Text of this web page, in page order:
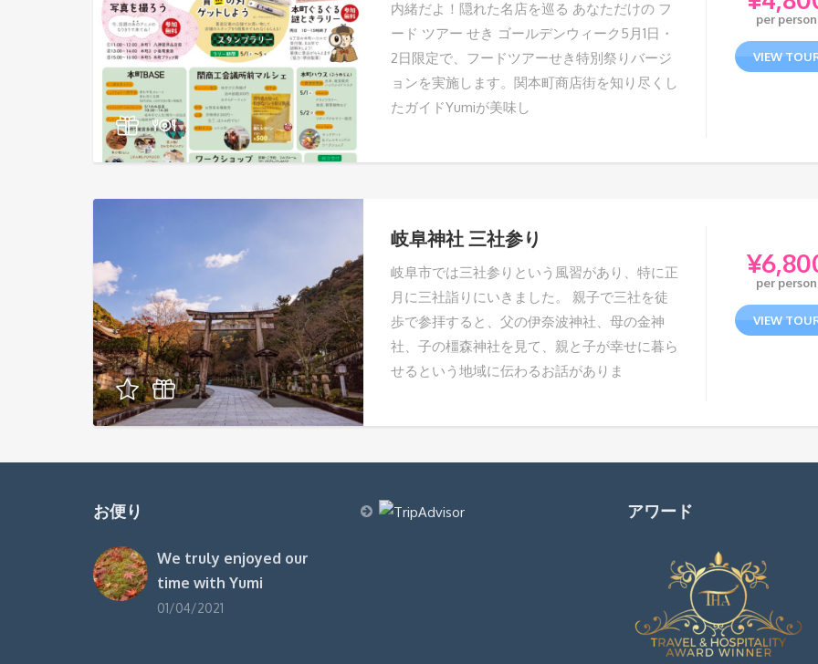
内緒だよ！隠れた名店を巡る あなただけの フ
ード ツアー せき ゴールデンウィーク5月1日・
2日限定で、フードツアーせき特別祭りバージ
ョンを実施します。関本町商店街を知り尽くし
たガイドYumiが美味し
per person
VIEW
岐阜神社 三社参り
岐阜市では三社参りという風習があり、特に正
月に三社詣りにいきました。 親子で三社を徒
歩で参拝すると、父の伊奈波神社、母の金神
社、子の橿森神社を見て、親と子が幸せに暮ら
せるという地域に伝わるお話がありま
¥
per person
VIEW
お便り
We truly enjoyed our
time with Yumi
01/04/2021
アワード